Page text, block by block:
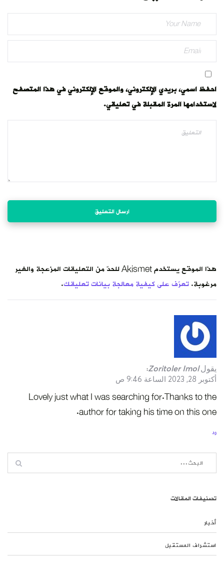
احفظ اسمي، بريدي الإلكتروني، والموقع الإلكتروني في هذا المتصفح
لاستخدامها المرة المقبلة في تعليقي.
هذا الموقع يستخدم Akismet للحدّ من التعليقات المزعجة والغير
مرغوبة.تعرّف على كيفية معالجة بيانات تعليقك.
يقول Zoritoler Imol
:
أكتوبر 28, 2023 الساعة 9:46 ص
Lovely just what I was searching for.Thanks to the
author for taking his time on this one.
رد
تصنيفات المقالات
أخبار
استشراف المستقبل